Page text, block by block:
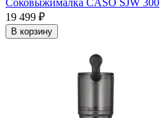
19 499 ₽
В корзину